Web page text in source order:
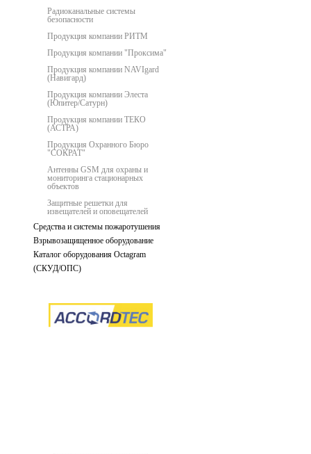
Радиоканальные системы
безопасности
Продукция компании РИТМ
Продукция компании "Проксима"
Продукция компании NAVIgard
(Навигард)
Продукция компании Элеста
(Юпитер/Сатурн)
Продукция компании ТЕКО
(АСТРА)
Продукция Охранного Бюро
"СОКРАТ"
Антенны GSM для охраны и
мониторинга стационарных
объектов
Защитные решетки для
извещателей и оповещателей
Средства и системы пожаротушения
Взрывозащищенное оборудование
Каталог оборудования Octagram
(СКУД/ОПС)